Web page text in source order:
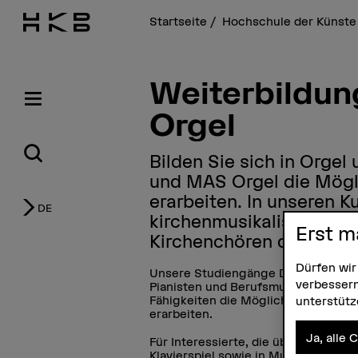
DE
Startseite Hochschule der
Orgel
Bilden Sie sich in Orgel
und MAS Orgel die
erarbeiten. In unseren
kirchenmusikalischen
Kirchenchören
Unsere Studiengänge DAS und
Pianisten und Berufsmusikerinnen
Fähigkeiten die Möglichkeit, sich
erarbeiten.
Für Interessierte, die über
Klavierspiel sowie in Musiktheorie
Erst
Dürfen
Ja, alle